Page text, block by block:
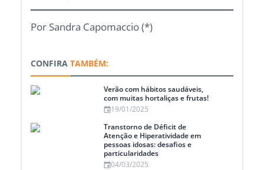
Por Sandra Capomaccio (*)
CONFIRA TAMBÉM:
Verão com hábitos saudáveis,
com muitas hortaliças e frutas!
19/01/2025
Transtorno de Déficit de
Atenção e Hiperatividade em
pessoas idosas: desafios e
particularidades
04/03/2025